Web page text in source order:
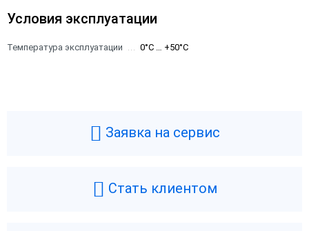
Условия эксплуатации
Температура эксплуатации 0°C … +50°C
Заявка на сервис
Стать клиентом